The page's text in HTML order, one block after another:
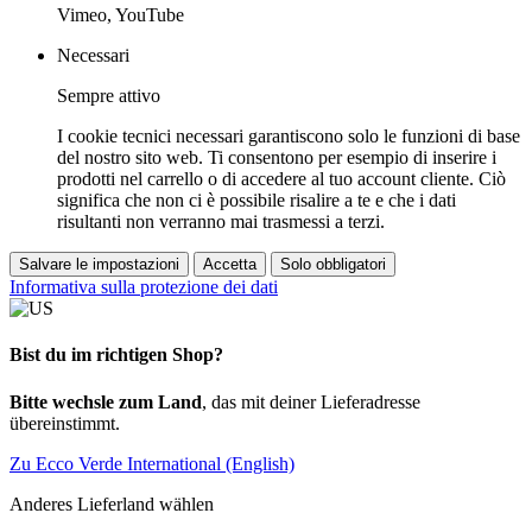
Vimeo, YouTube
Necessari
Sempre attivo
I cookie tecnici necessari garantiscono solo le funzioni di base
del nostro sito web. Ti consentono per esempio di inserire i
prodotti nel carrello o di accedere al tuo account cliente. Ciò
significa che non ci è possibile risalire a te e che i dati
risultanti non verranno mai trasmessi a terzi.
Salvare le impostazioni Accetta Solo obbligatori
Informativa sulla protezione dei dati
Bist du im richtigen Shop?
Bitte wechsle zum Land, das mit deiner Lieferadresse
übereinstimmt.
Zu Ecco Verde International (English)
Anderes Lieferland wählen